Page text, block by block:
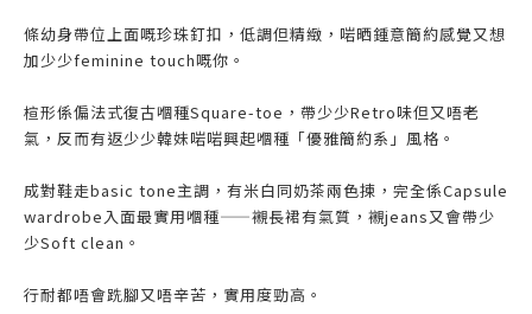
條幼身帶位上面嘅珍珠釘扣，低調但精緻，啱晒鍾意簡約感覺又想
加少少feminine touch嘅你。
楦形係偏法式復古嗰種Square-toe，帶少少Retro味但又唔老
氣，反而有返少少韓妹啱啱興起嗰種「優雅簡約系」風格。
成對鞋走basic tone主調，有米白同奶茶兩色揀，完全係Capsule
wardrobe入面最實用嗰種——襯長裙有氣質，襯jeans又會帶少
少Soft clean。
行耐都唔會跣腳又唔辛苦，實用度勁高。